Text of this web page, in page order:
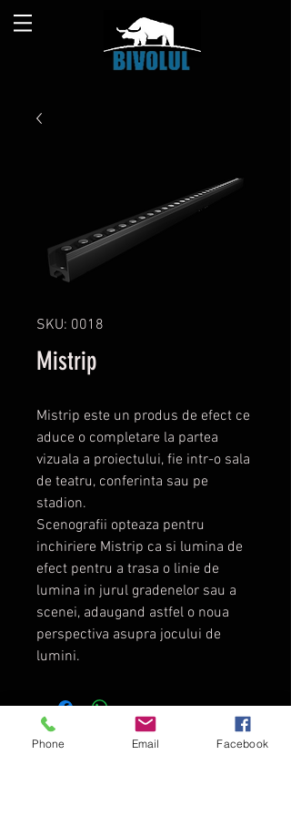
SKU: 0018
Mistrip
Mistrip este un produs de efect ce
aduce o completare la partea
vizuala a proiectului, fie intr-o sala
de teatru, conferinta sau pe
stadion.
Scenografii opteaza pentru
inchiriere Mistrip ca si lumina de
efect pentru a trasa o linie de
lumina in jurul gradenelor sau a
scenei, adaugand astfel o noua
perspectiva asupra jocului de
lumini.
TopDirector - Audio - Video
Phone Email Facebook